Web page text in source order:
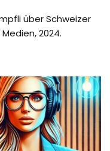
über Schweizer
2024.